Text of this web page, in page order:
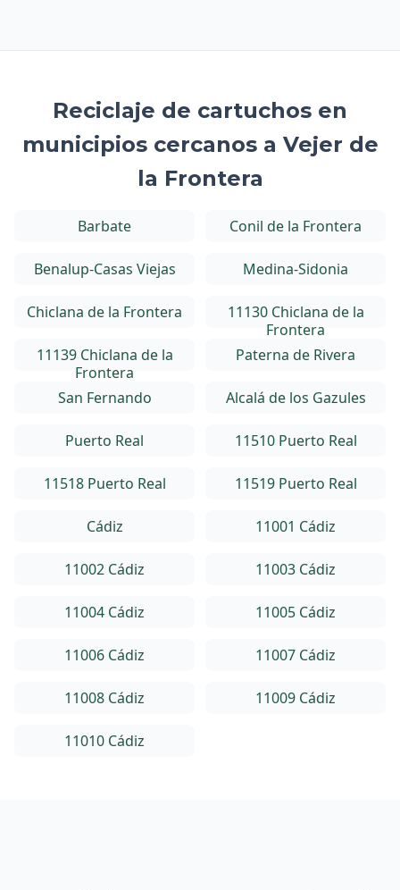
Reciclaje de cartuchos en
municipios cercanos a Vejer de
la Frontera
Barbate Conil de la Frontera
Benalup-Casas Viejas Medina-Sidonia
Chiclana de la Frontera
11130 Chiclana de la
Frontera
11139 Chiclana de la
Frontera
Paterna de Rivera
San Fernando Alcalá de los Gazules
Puerto Real 11510 Puerto Real
11518 Puerto Real 11519 Puerto Real
Cádiz 11001 Cádiz
11002 Cádiz 11003 Cádiz
11004 Cádiz 11005 Cádiz
11006 Cádiz 11007 Cádiz
11008 Cádiz 11009 Cádiz
11010 Cádiz